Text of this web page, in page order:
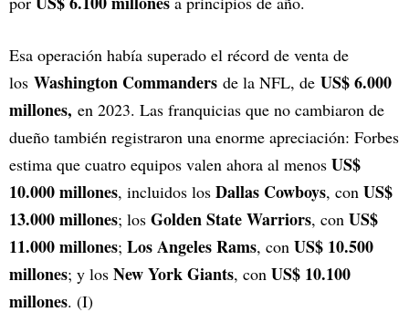
Esa operación había superado el récord de venta de
los Washington Commanders de la NFL, de US$ 6.000
millones, en 2023. Las franquicias que no cambiaron de
dueño también registraron una enorme apreciación: Forbes
estima que cuatro equipos valen ahora al menos US$
10.000 millones, incluidos los Dallas Cowboys, con US$
13.000 millones; los Golden State Warriors, con US$
11.000 millones; Los Angeles Rams, con US$ 10.500
millones; y los New York Giants, con US$ 10.100
millones. (I)